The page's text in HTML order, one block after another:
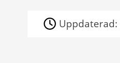
Uppdaterad: